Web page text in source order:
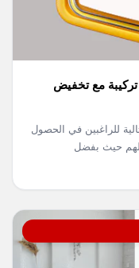
مع تخفيض
للراغبين في الحصول
حيث بفضل